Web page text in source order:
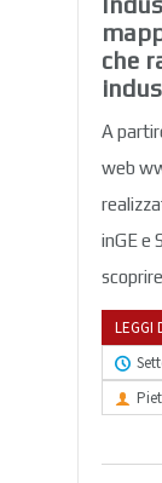
che
A
web
inGE e
LEGGI